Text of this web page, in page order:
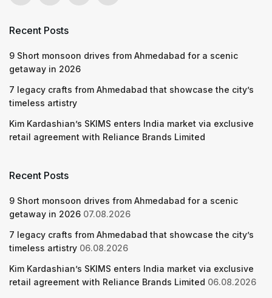
Recent Posts
9 Short monsoon drives from Ahmedabad for a scenic
getaway in 2026
7 legacy crafts from Ahmedabad that showcase the city’s
timeless artistry
Kim Kardashian’s SKIMS enters India market via exclusive
retail agreement with Reliance Brands Limited
Recent Posts
9 Short monsoon drives from Ahmedabad for a scenic
getaway in 2026 07.08.2026
7 legacy crafts from Ahmedabad that showcase the city’s
timeless artistry 06.08.2026
Kim Kardashian’s SKIMS enters India market via exclusive
retail agreement with Reliance Brands Limited 06.08.2026